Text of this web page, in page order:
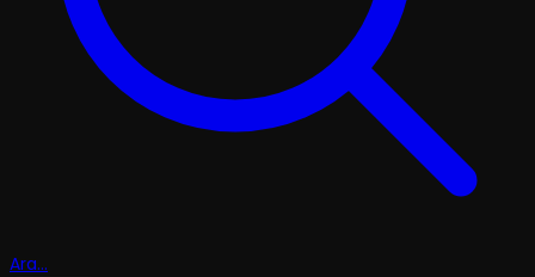
Ara...